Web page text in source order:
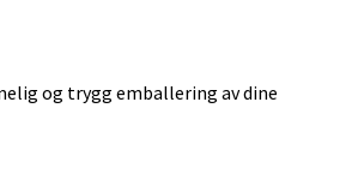
og trygg emballering av dine